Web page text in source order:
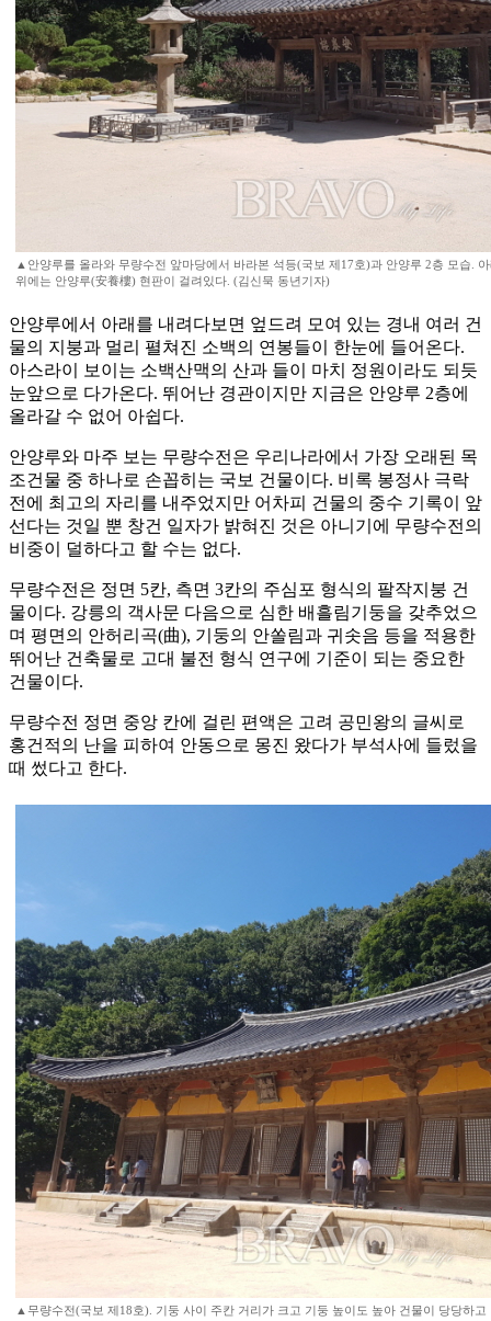
▲안양루를 올라와 무량수전 앞마당에서 바라본 석등(국보 제17호)과 안양루 2층 모습.
위에는 안양루(安養樓) 현판이 걸려있다. (김신묵 동년기자)
안양루에서 아래를 내려다보면 엎드려 모여 있는 경내 여러 건
물의 지붕과 멀리 펼쳐진 소백의 연봉들이 한눈에 들어온다.
아스라이 보이는 소백산맥의 산과 들이 마치 정원이라도 되듯
눈앞으로 다가온다. 뛰어난 경관이지만 지금은 안양루 2층에
올라갈 수 없어 아쉽다.
안양루와 마주 보는 무량수전은 우리나라에서 가장 오래된 목
조건물 중 하나로 손꼽히는 국보 건물이다. 비록 봉정사 극락
전에 최고의 자리를 내주었지만 어차피 건물의 중수 기록이 앞
선다는 것일 뿐 창건 일자가 밝혀진 것은 아니기에 무량수전의
비중이 덜하다고 할 수는 없다.
무량수전은 정면 5칸, 측면 3칸의 주심포 형식의 팔작지붕 건
물이다. 강릉의 객사문 다음으로 심한 배흘림기둥을 갖추었으
며 평면의 안허리곡(曲), 기둥의 안쏠림과 귀솟음 등을 적용한
뛰어난 건축물로 고대 불전 형식 연구에 기준이 되는 중요한
건물이다.
무량수전 정면 중앙 칸에 걸린 편액은 고려 공민왕의 글씨로
홍건적의 난을 피하여 안동으로 몽진 왔다가 부석사에 들렀을
때 썼다고 한다.
▲무량수전(국보 제18호). 기둥 사이 주칸 거리가 크고 기둥 높이도 높아 건물이 당당하